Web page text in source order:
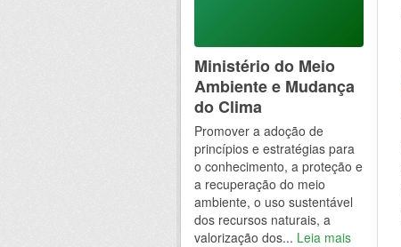
Ministério do Meio
Ambiente e Mudança
do Clima
Promover a adoção de
princípios e estratégias para
o conhecimento, a proteção e
a recuperação do meio
ambiente, o uso sustentável
dos recursos naturais, a
valorização dos... Leia mais